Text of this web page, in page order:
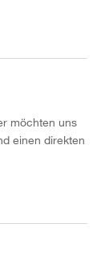
möchten uns
einen direkten